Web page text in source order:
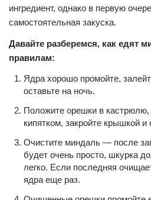
ингредиент, однако в первую
самостоятельная закуска.
Давайте разберемся, как едят
правилам:
Ядра хорошо промойте,
оставьте на ночь.
Положите орешки в кастрюлю,
кипятком, закройте крышкой и
Очистите миндаль — после
будет очень просто, шкурка
легко. Если последняя
ядра еще раз.